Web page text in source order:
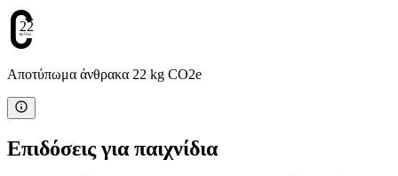
22
Αποτύπωμα άνθρακα 22 kg CO2e
Επιδόσεις για παιχνίδια